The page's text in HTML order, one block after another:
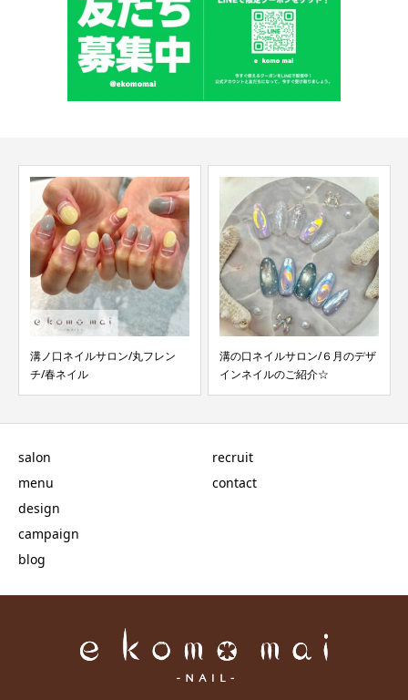
溝ノ口ネイルサロン/丸フレン
チ/春ネイル
溝の口ネイルサロン/６月のデザ
インネイルのご紹介☆
salon
menu
design
campaign
blog
recruit
contact